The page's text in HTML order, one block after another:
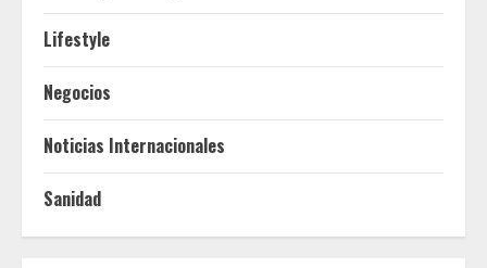
Lifestyle
Negocios
Noticias Internacionales
Sanidad